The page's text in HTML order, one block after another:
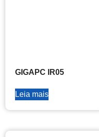
GIGAPC IR05
Leia mais